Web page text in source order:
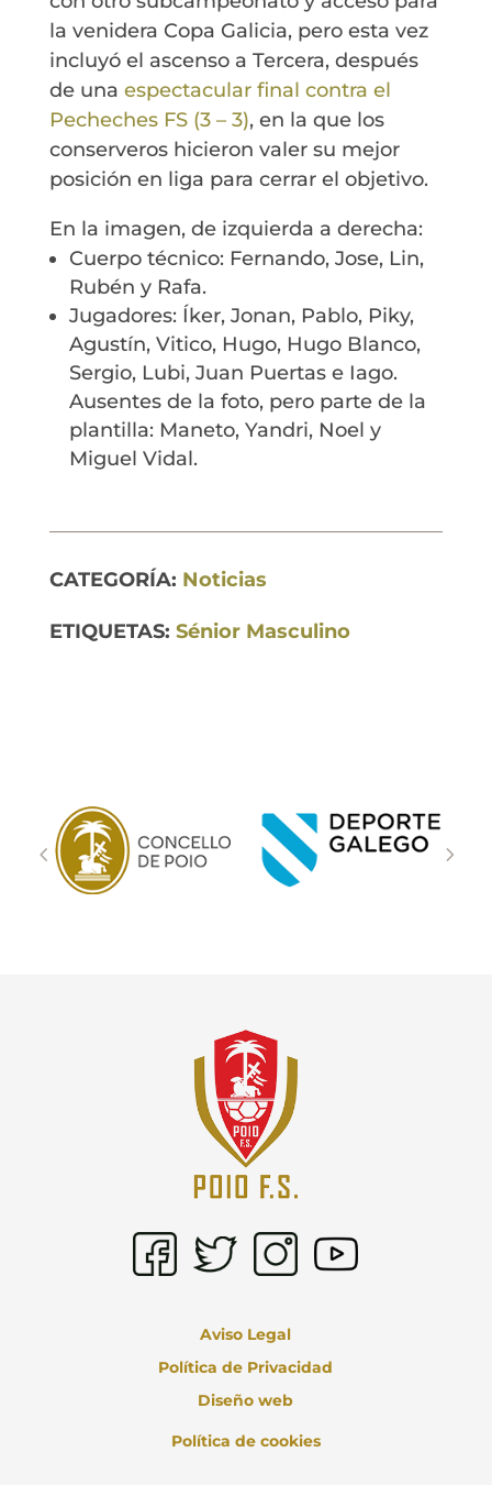
la venidera Copa Galicia, pero esta vez
incluyó el ascenso a Tercera, después
de una espectacular final contra el
Pecheches FS (3 – 3), en la que los
conserveros hicieron valer su mejor
posición en liga para cerrar el objetivo.
En la imagen, de izquierda a derecha:
Cuerpo técnico: Fernando, Jose, Lin,
Rubén y Rafa.
Jugadores: Íker, Jonan, Pablo, Piky,
Agustín, Vitico, Hugo, Hugo Blanco,
Sergio, Lubi, Juan Puertas e Iago.
Ausentes de la foto, pero parte de la
plantilla: Maneto, Yandri, Noel y
Miguel Vidal.
CATEGORÍA: Noticias
ETIQUETAS: Sénior Masculino
Aviso Legal
Política de Privacidad
Diseño web
Política de cookies